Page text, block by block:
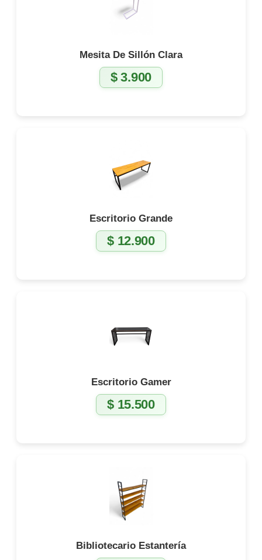
Mesita De Sillón Clara
$3.900
Escritorio Grande
$12.900
Escritorio Gamer
$15.500
Bibliotecario Estantería